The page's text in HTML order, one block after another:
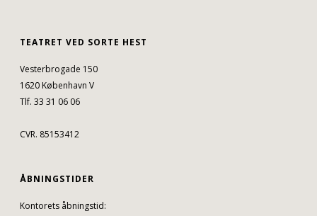
TEATRET VED SORTE HEST
Vesterbrogade 150
1620 København V
Tlf. 33 31 06 06
CVR. 85153412
ÅBNINGSTIDER
Kontorets åbningstid: